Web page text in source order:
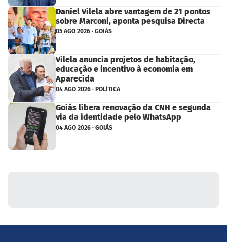
Daniel Vilela abre vantagem de 21 pontos
sobre Marconi, aponta pesquisa Directa
05 AGO 2026 · GOIÁS
Vilela anuncia projetos de habitação,
educação e incentivo à economia em
Aparecida
04 AGO 2026 · POLÍTICA
Goiás libera renovação da CNH e segunda
via da identidade pelo WhatsApp
04 AGO 2026 · GOIÁS